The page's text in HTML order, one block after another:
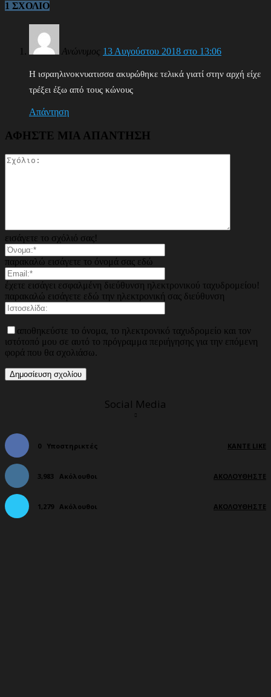
1 ΣΧΟΛΙΟ
Ανώνυμος 13 Αυγούστου 2018 στο 13:06
Η ισραηλινοκνυατισσα ακυρώθηκε τελικά γιατί στην αρχή είχε
τρέξει έξω από τους κώνους
Απάντηση
ΑΦΗΣΤΕ ΜΙΑ ΑΠΑΝΤΗΣΗ
εισάγετε το σχόλιό σας!
παρακαλώ εισάγετε το όνομά σας εδώ
έχετε εισάγει εσφαλμένη διεύθυνση ηλεκτρονικού ταχυδρομείου!
παρακαλώ εισάγετε εδώ την ηλεκτρονική σας διεύθυνση
αποθηκεύστε το όνομα, το ηλεκτρονικό ταχυδρομείο και τον
ιστότοπό μου σε αυτό το πρόγραμμα περιήγησης για την επόμενη
φορά που θα σχολιάσω.
Social Media
0 Υποστηρικτές ΚΆΝΤΕ LIKE
3,983 Ακόλουθοι ΑΚΟΛΟΥΘΉΣΤΕ
1,279 Ακόλουθοι ΑΚΟΛΟΥΘΉΣΤΕ